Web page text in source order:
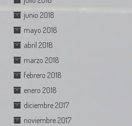
junio 2018
mayo 2018
abril 2018
marzo 2018
febrero 2018
enero 2018
diciembre 2017
noviembre 2017